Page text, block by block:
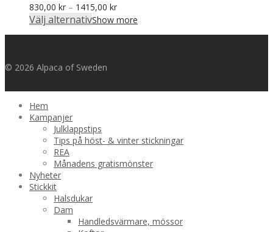
830,00 kr – 1415,00 krPrisintervall:
830,00 kr
Välj alternativShow more
© 2026 Alpaca of Sweden
Hem
Kampanjer
Julklappstips
Tips på höst- & vinter stickningar
REA
Månadens gratismönster
Nyheter
Stickkit
Halsdukar
Dam
Handledsvärmare, mössor